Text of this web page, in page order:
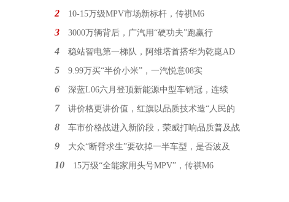
2 10-15万级MPV市场新标杆，传祺M6
3 3000万辆背后，广汽用“硬功夫”跑赢行
4 稳站智电第一梯队，阿维塔首搭华为乾崑AD
5 9.99万买“半价小米”，一汽悦意08实
6 深蓝L06六月登顶新能源中型车销冠，连续
7 讲价格更讲价值，红旗以品质技术造“人民的
8 车市价格战进入新阶段，荣威打响品质普及战
9 大众“断臂求生”要砍掉一半车型，是否波及
10 15万级“全能家用头号MPV”，传祺M6